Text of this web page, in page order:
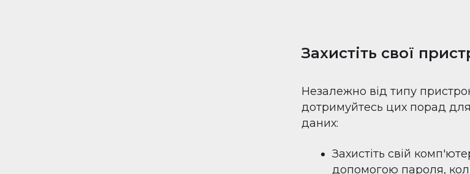
Захистіть свої
Незалежно від типу
дотримуйтесь цих порад
даних:
Захистіть свій
допомогою пароля,